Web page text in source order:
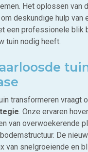
Het oplossen van
deskundige hulp van
een professionele blik
tuin nodig heeft.
transformeren vraagt
. Onze ervaren
van overwoekerende
De
van snelgroeiende en